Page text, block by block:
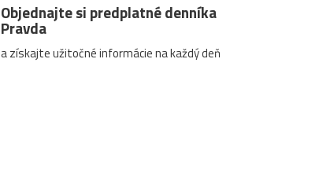
Objednajte si predplatné denníka
Pravda
a získajte užitočné informácie na každý deň